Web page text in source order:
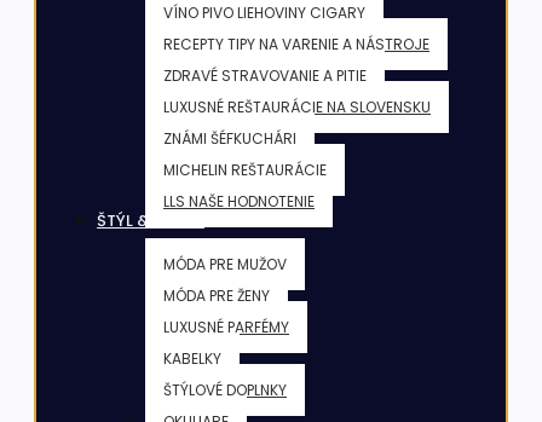
VÍNO PIVO LIEHOVINY CIGARY
RECEPTY TIPY NA VARENIE A NÁSTROJE
ZDRAVÉ STRAVOVANIE A PITIE
LUXUSNÉ REŠTAURÁCIE NA SLOVENSKU
ZNÁMI ŠÉFKUCHÁRI
MICHELIN REŠTAURÁCIE
LLS NAŠE HODNOTENIE
ŠTÝL & KRÁSA
MÓDA PRE MUŽOV
MÓDA PRE ŽENY
LUXUSNÉ PARFÉMY
KABELKY
ŠTÝLOVÉ DOPLNKY